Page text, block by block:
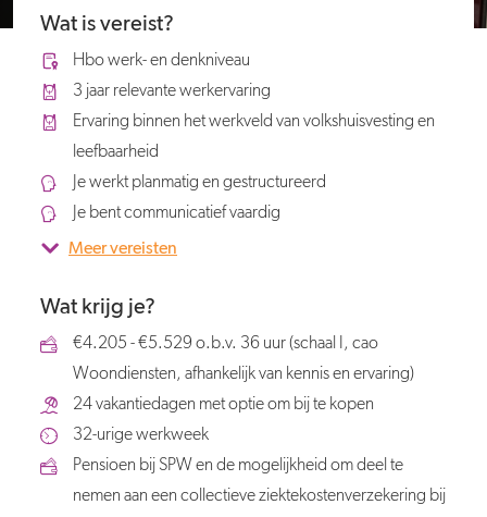
Wat is vereist?
Hbo werk- en denkniveau
3 jaar relevante werkervaring
Ervaring binnen het werkveld van volkshuisvesting en
leefbaarheid
Je werkt planmatig en gestructureerd
Je bent communicatief vaardig
Meer vereisten
Wat krijg je?
€4.205 - €5.529 o.b.v. 36 uur (schaal I, cao
Woondiensten, afhankelijk van kennis en ervaring)
24 vakantiedagen met optie om bij te kopen
32-urige werkweek
Pensioen bij SPW en de mogelijkheid om deel te
nemen aan een collectieve ziektekostenverzekering bij